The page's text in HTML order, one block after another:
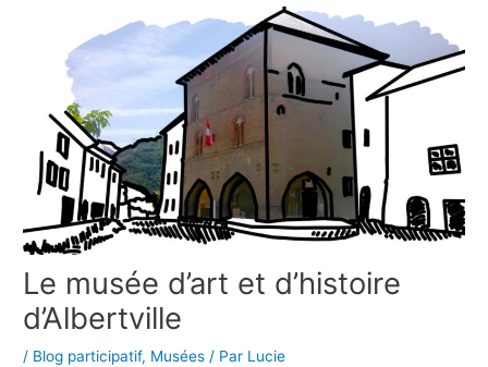
Le musée d’art et d’histoire
d’Albertville
/ Blog participatif, Musées / Par Lucie